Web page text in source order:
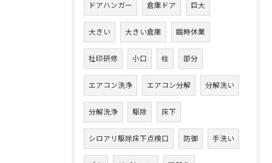
ドアハンガー 倉庫ドア 巨大
大きい 大きい倉庫 臨時休業
社印研修 小口 柱 部分
エアコン洗浄 エアコン分解 分解洗い
分解洗浄 駆除 床下
シロアリ駆除床下点検口 防御 手洗い